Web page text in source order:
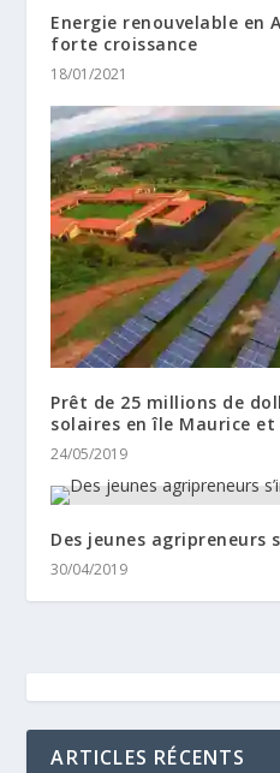
Energie renouvelable en
forte croissance
18/01/2021
Prêt de 25 millions de
solaires en île Maurice et
24/05/2019
Des jeunes agripreneurs
30/04/2019
ARTICLES RÉCENTS